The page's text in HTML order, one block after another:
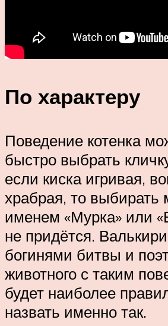
По характеру
Поведение котенка
быстро выбрать
если киска игривая,
храбрая, то выбирать
именем «Мурка» или
не придётся.
богинями битвы и
животного с таким
будет наиболее
назвать именно так.